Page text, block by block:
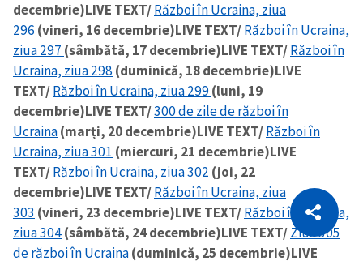
Copiază Link
decembrie)LIVE TEXT/Război în Ucraina, ziua
296 (vineri, 16 decembrie)LIVE TEXT/Război în Ucraina,
ziua 297 (sâmbătă, 17 decembrie)LIVE TEXT/Război în
Ucraina, ziua 298 (duminică, 18 decembrie)LIVE
TEXT/Război în Ucraina, ziua 299(luni, 19
decembrie)LIVE TEXT/300 de zile de război în
Ucraina(marți, 20 decembrie)LIVE TEXT/Război în
Ucraina, ziua 301 (miercuri, 21 decembrie)LIVE
TEXT/Război în Ucraina, ziua 302 (joi, 22
decembrie)LIVE TEXT/Război în Ucraina, ziua
303 (vineri, 23 decembrie)LIVE TEXT/Război în Ucraina,
ziua 304(sâmbătă, 24 decembrie)LIVE TEXT/Ziua 305
de război în Ucraina(duminică, 25 decembrie)LIVE
Citește articolul
CITEȘTE